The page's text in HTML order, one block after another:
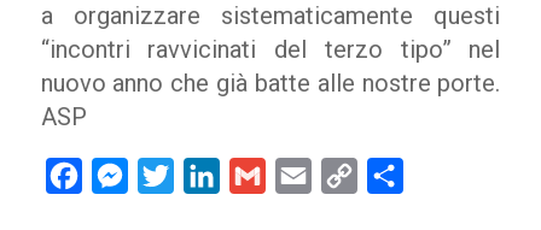
a organizzare sistematicamente questi
“incontri ravvicinati del terzo tipo” nel
nuovo anno che già batte alle nostre porte.
ASP
FacebookMessenger
Twitter LinkedInGmail Email
Copy